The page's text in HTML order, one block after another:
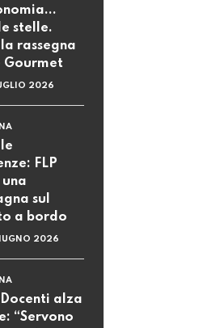
stelle.
la rassegna
Gourmet
2026
FLP
sul
a bordo
2026
Docenti alza
“Servono